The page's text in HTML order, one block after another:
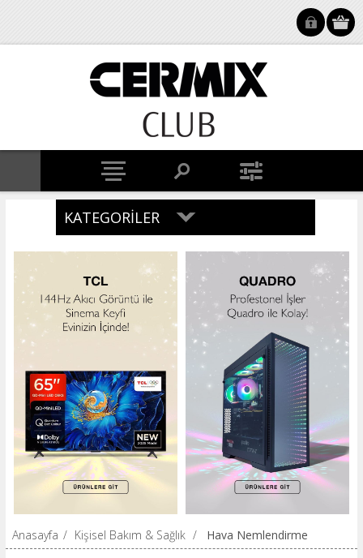
KATEGORILER
Anasayfa / Kişisel Bakım & Sağlık / Hava Nemlendirme